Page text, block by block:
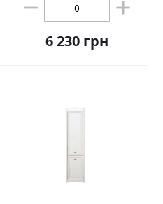
6 230 грн